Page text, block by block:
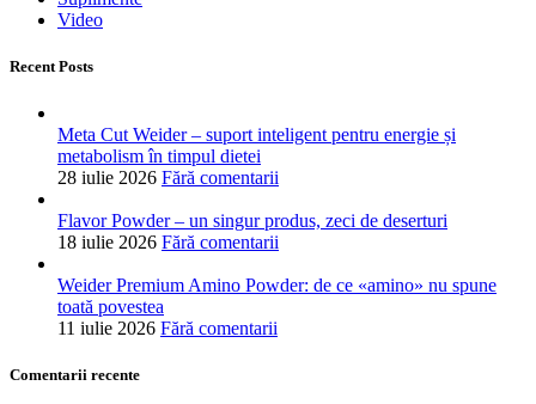
Video
Recent Posts
Meta Cut Weider – suport inteligent pentru energie și
metabolism în timpul dietei
28 iulie 2026 Fără comentarii
Flavor Powder – un singur produs, zeci de deserturi
18 iulie 2026 Fără comentarii
Weider Premium Amino Powder: de ce «amino» nu spune
toată povestea
11 iulie 2026 Fără comentarii
Comentarii recente